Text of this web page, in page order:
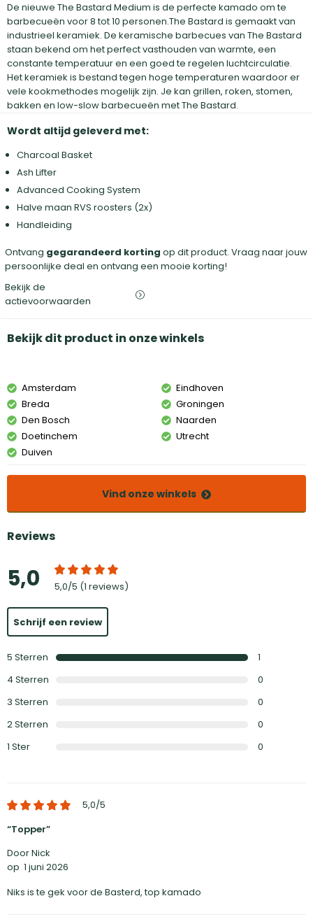
De nieuwe The Bastard Medium is de perfecte kamado om te
barbecueën voor 8 tot 10 personen.The Bastard is gemaakt van
industrieel keramiek. De keramische barbecues van The Bastard
staan bekend om het perfect vasthouden van warmte, een
constante temperatuur en een goed te regelen luchtcirculatie.
Het keramiek is bestand tegen hoge temperaturen waardoor er
vele kookmethodes mogelijk zijn. Je kan grillen, roken, stomen,
bakken en low-slow barbecueën met The Bastard.
Wordt altijd geleverd met:
Charcoal Basket
Ash Lifter
Advanced Cooking System
Halve maan RVS roosters (2x)
Handleiding
Ontvang gegarandeerd korting op dit product. Vraag naar jouw
persoonlijke deal en ontvang een mooie korting!
Bekijk de
actievoorwaarden
Bekijk dit product in onze winkels
Amsterdam
Breda
Den Bosch
Doetinchem
Duiven
Eindhoven
Groningen
Naarden
Utrecht
Vind onze winkels
Reviews
5,0 5,0/5 (1 reviews)
Schrijf een review
5 Sterren
1
4 Sterren
0
3 Sterren
0
2Sterren
0
1 Ster 0
5,0/5
Topper
Door Nick
op 1 juni 2026
Niks is te gek voor de Basterd, top kamado